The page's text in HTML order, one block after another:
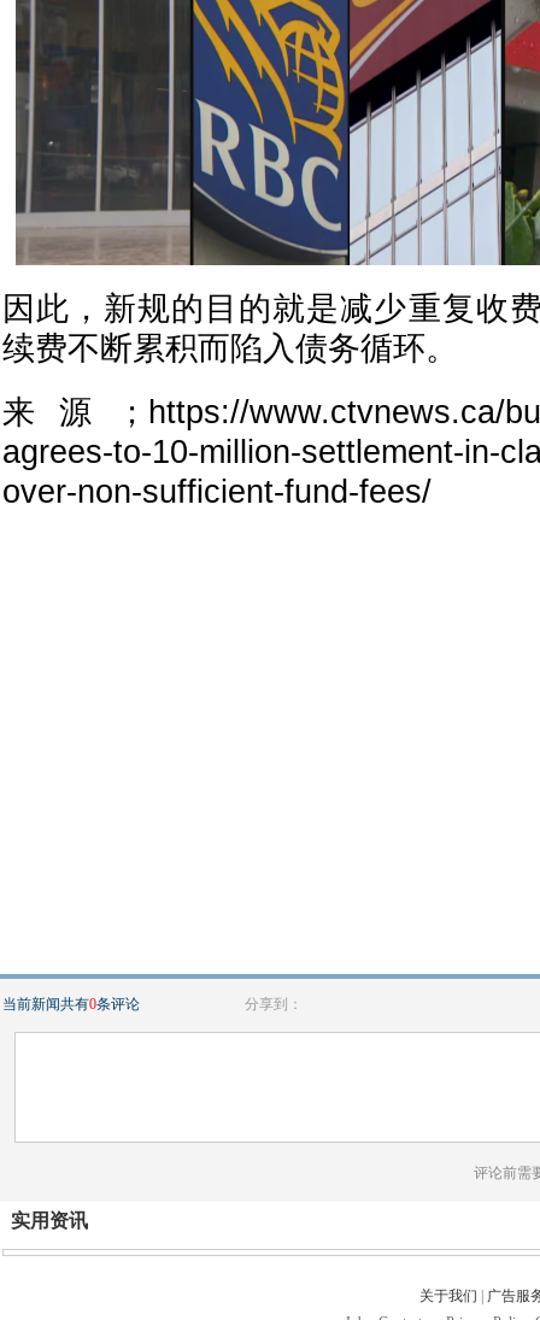
因此，新规的目的就是减少重复收
续费不断累积而陷入债务循环。
来源；https://www.ctvnews.ca/
agrees-to-10-million-settlement-in-
over-non-sufficient-fund-fees/
当前新闻共有0条评论 分享到：
评论前需
实用资讯
关于我们
广告服